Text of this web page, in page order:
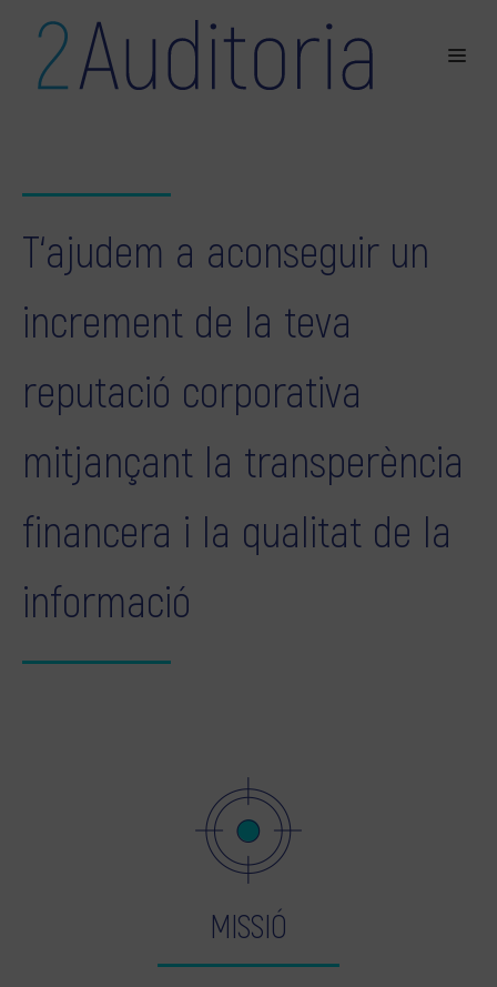
T‘ajudem a aconseguir un
increment de la teva
reputació corporativa
mitjançant la transperència
financera i la qualitat de la
informació
MISSIÓ